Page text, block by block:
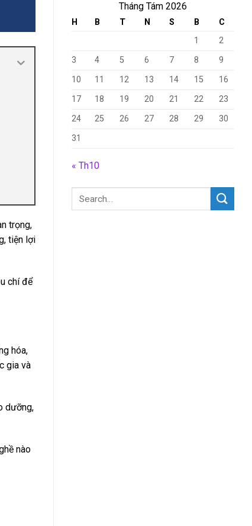
trọng,
tiện lợi
chí để
hóa,
gia và
dưỡng,
nào
Tháng Tám 2026
H B T N S B
C
1
2
3
4 5 6 7 8
9
10
11 12 13 14 15
16
17
18 19 20 21 22
23
24
25 26 27 28 29
30
31
« Th10